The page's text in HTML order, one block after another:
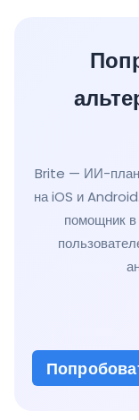
Brite — ИИ-
на iOS и
помощник